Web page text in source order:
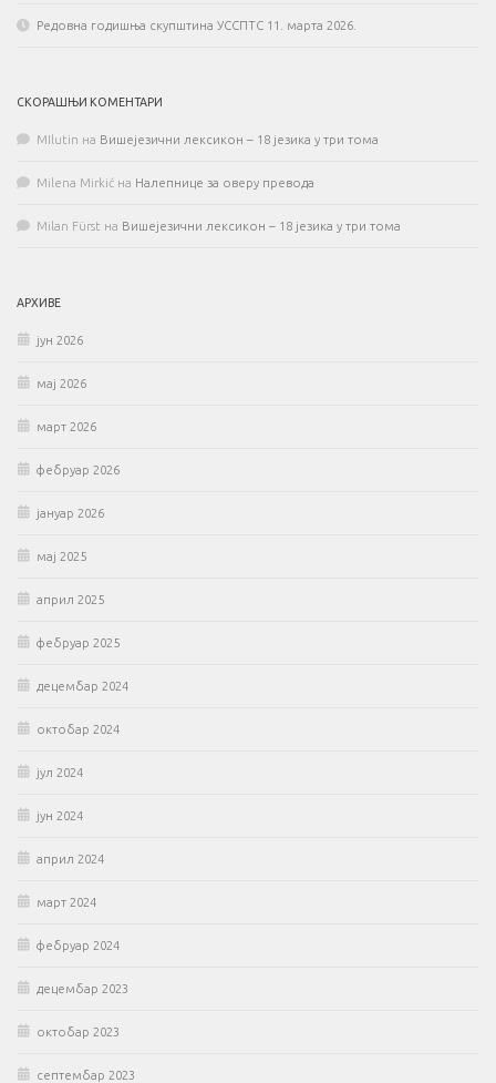
Редовна годишња скупштина УССПТС 11. марта 2026.
СКОРАШЊИ КОМЕНТАРИ
MIlutin на Вишејезични лексикон – 18 језика у три тома
Milena Mirkić на Налепнице за оверу превода
Milan Fürst на Вишејезични лексикон – 18 језика у три тома
АРХИВЕ
јун 2026
мај 2026
март 2026
фебруар 2026
јануар 2026
мај 2025
април 2025
фебруар 2025
децембар 2024
октобар 2024
јул 2024
јун 2024
април 2024
март 2024
фебруар 2024
децембар 2023
октобар 2023
септембар 2023